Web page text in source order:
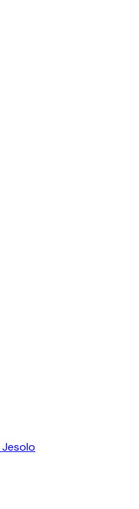
Jesolo